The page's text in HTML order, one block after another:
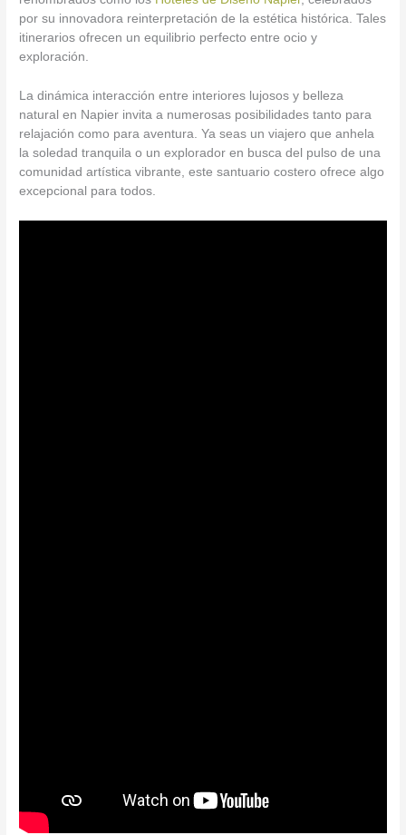
por su innovadora reinterpretación de la estética histórica. Tales
itinerarios ofrecen un equilibrio perfecto entre ocio y
exploración.
La dinámica interacción entre interiores lujosos y belleza
natural en Napier invita a numerosas posibilidades tanto para
relajación como para aventura. Ya seas un viajero que anhela
la soledad tranquila o un explorador en busca del pulso de una
comunidad artística vibrante, este santuario costero ofrece algo
excepcional para todos.